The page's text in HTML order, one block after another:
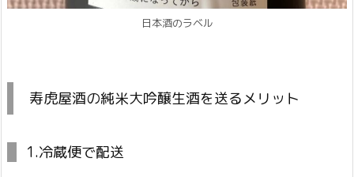
日本酒のラベル
寿虎屋酒の純米大吟醸生酒を送るメリット
1.冷蔵便で配送